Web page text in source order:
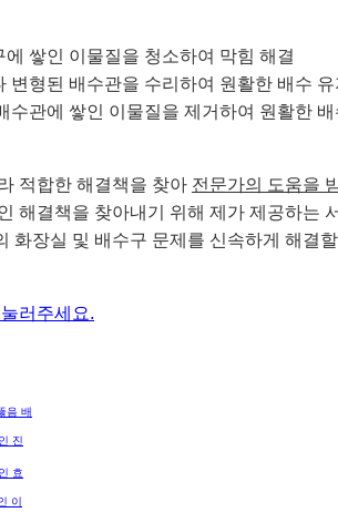
에 쌓인 이물질을 청소하여 막힘 해결
변형된 배수관을 수리하여 원활한 배수 유
수관에 쌓인 이물질을 제거하여 원활한 배
적합한 해결책을 찾아 전문가의 도움을
해결책을 찾아내기 위해 제가 제공하는
화장실 및 배수구 문제를 신속하게 해결
러주세요.
음 배
진
효
이